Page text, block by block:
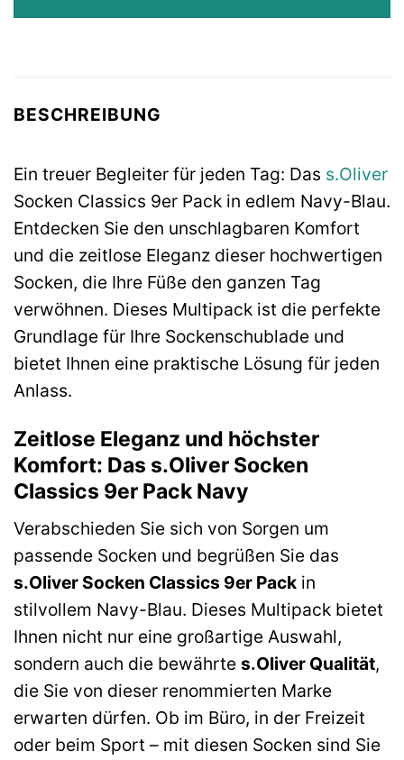
BESCHREIBUNG
Ein treuer Begleiter für jeden Tag: Das s.Oliver
Socken Classics 9er Pack in edlem Navy-Blau.
Entdecken Sie den unschlagbaren Komfort
und die zeitlose Eleganz dieser hochwertigen
Socken, die Ihre Füße den ganzen Tag
verwöhnen. Dieses Multipack ist die perfekte
Grundlage für Ihre Sockenschublade und
bietet Ihnen eine praktische Lösung für jeden
Anlass.
Zeitlose Eleganz und höchster
Komfort: Das s.Oliver Socken
Classics 9er Pack Navy
Verabschieden Sie sich von Sorgen um
passende Socken und begrüßen Sie das
s.Oliver Socken Classics 9er Pack in
stilvollem Navy-Blau. Dieses Multipack bietet
Ihnen nicht nur eine großartige Auswahl,
sondern auch die bewährte s.Oliver Qualität,
die Sie von dieser renommierten Marke
erwarten dürfen. Ob im Büro, in der Freizeit
oder beim Sport – mit diesen Socken sind Sie